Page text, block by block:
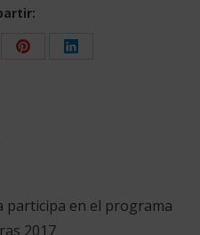
Share
Share
participa en el programa
2017